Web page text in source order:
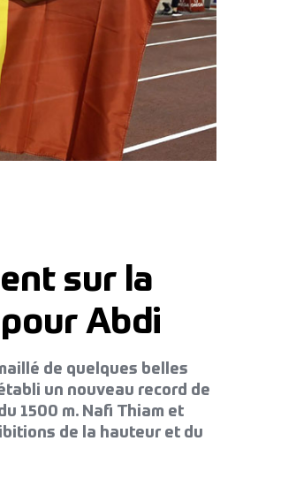
sur la
Abdi
de quelques belles
un nouveau record de
1500 m. Nafi Thiam et
de la hauteur et du